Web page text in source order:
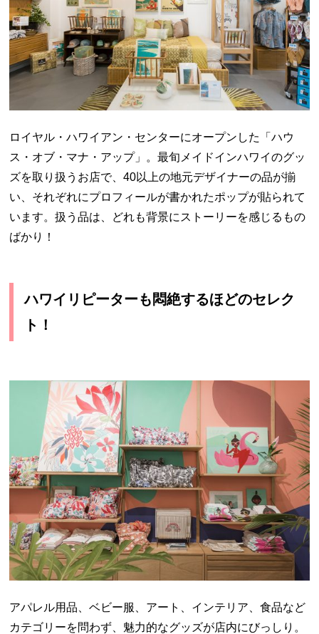
ロイヤル・ハワイアン・センターにオープンした「ハウ
ス・オブ・マナ・アップ」。最旬メイドインハワイのグッ
ズを取り扱うお店で、40以上の地元デザイナーの品が揃
い、それぞれにプロフィールが書かれたポップが貼られて
います。扱う品は、どれも背景にストーリーを感じるもの
ばかり！
ハワイリピーターも悶絶するほどのセレク
ト！
アパレル用品、ベビー服、アート、インテリア、食品など
カテゴリーを問わず、魅力的なグッズが店内にびっしり。